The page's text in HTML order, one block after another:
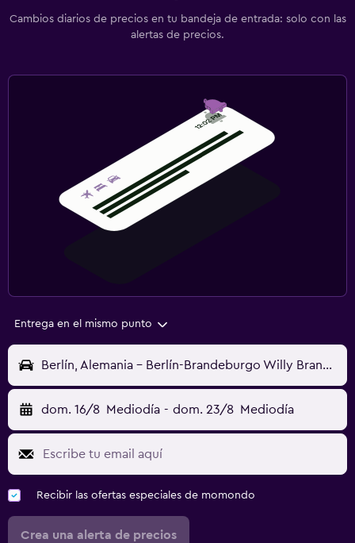
Cambios diarios de precios en tu bandeja de entrada: solo con las
alertas de precios.
Entrega en el mismo punto
Berlín, Alemania - Berlín-Brandeburgo Willy Brandt (BER)
dom. 16/8 Mediodía - dom. 23/8 Mediodía
Recibir las ofertas especiales de momondo
Crea una alerta de precios